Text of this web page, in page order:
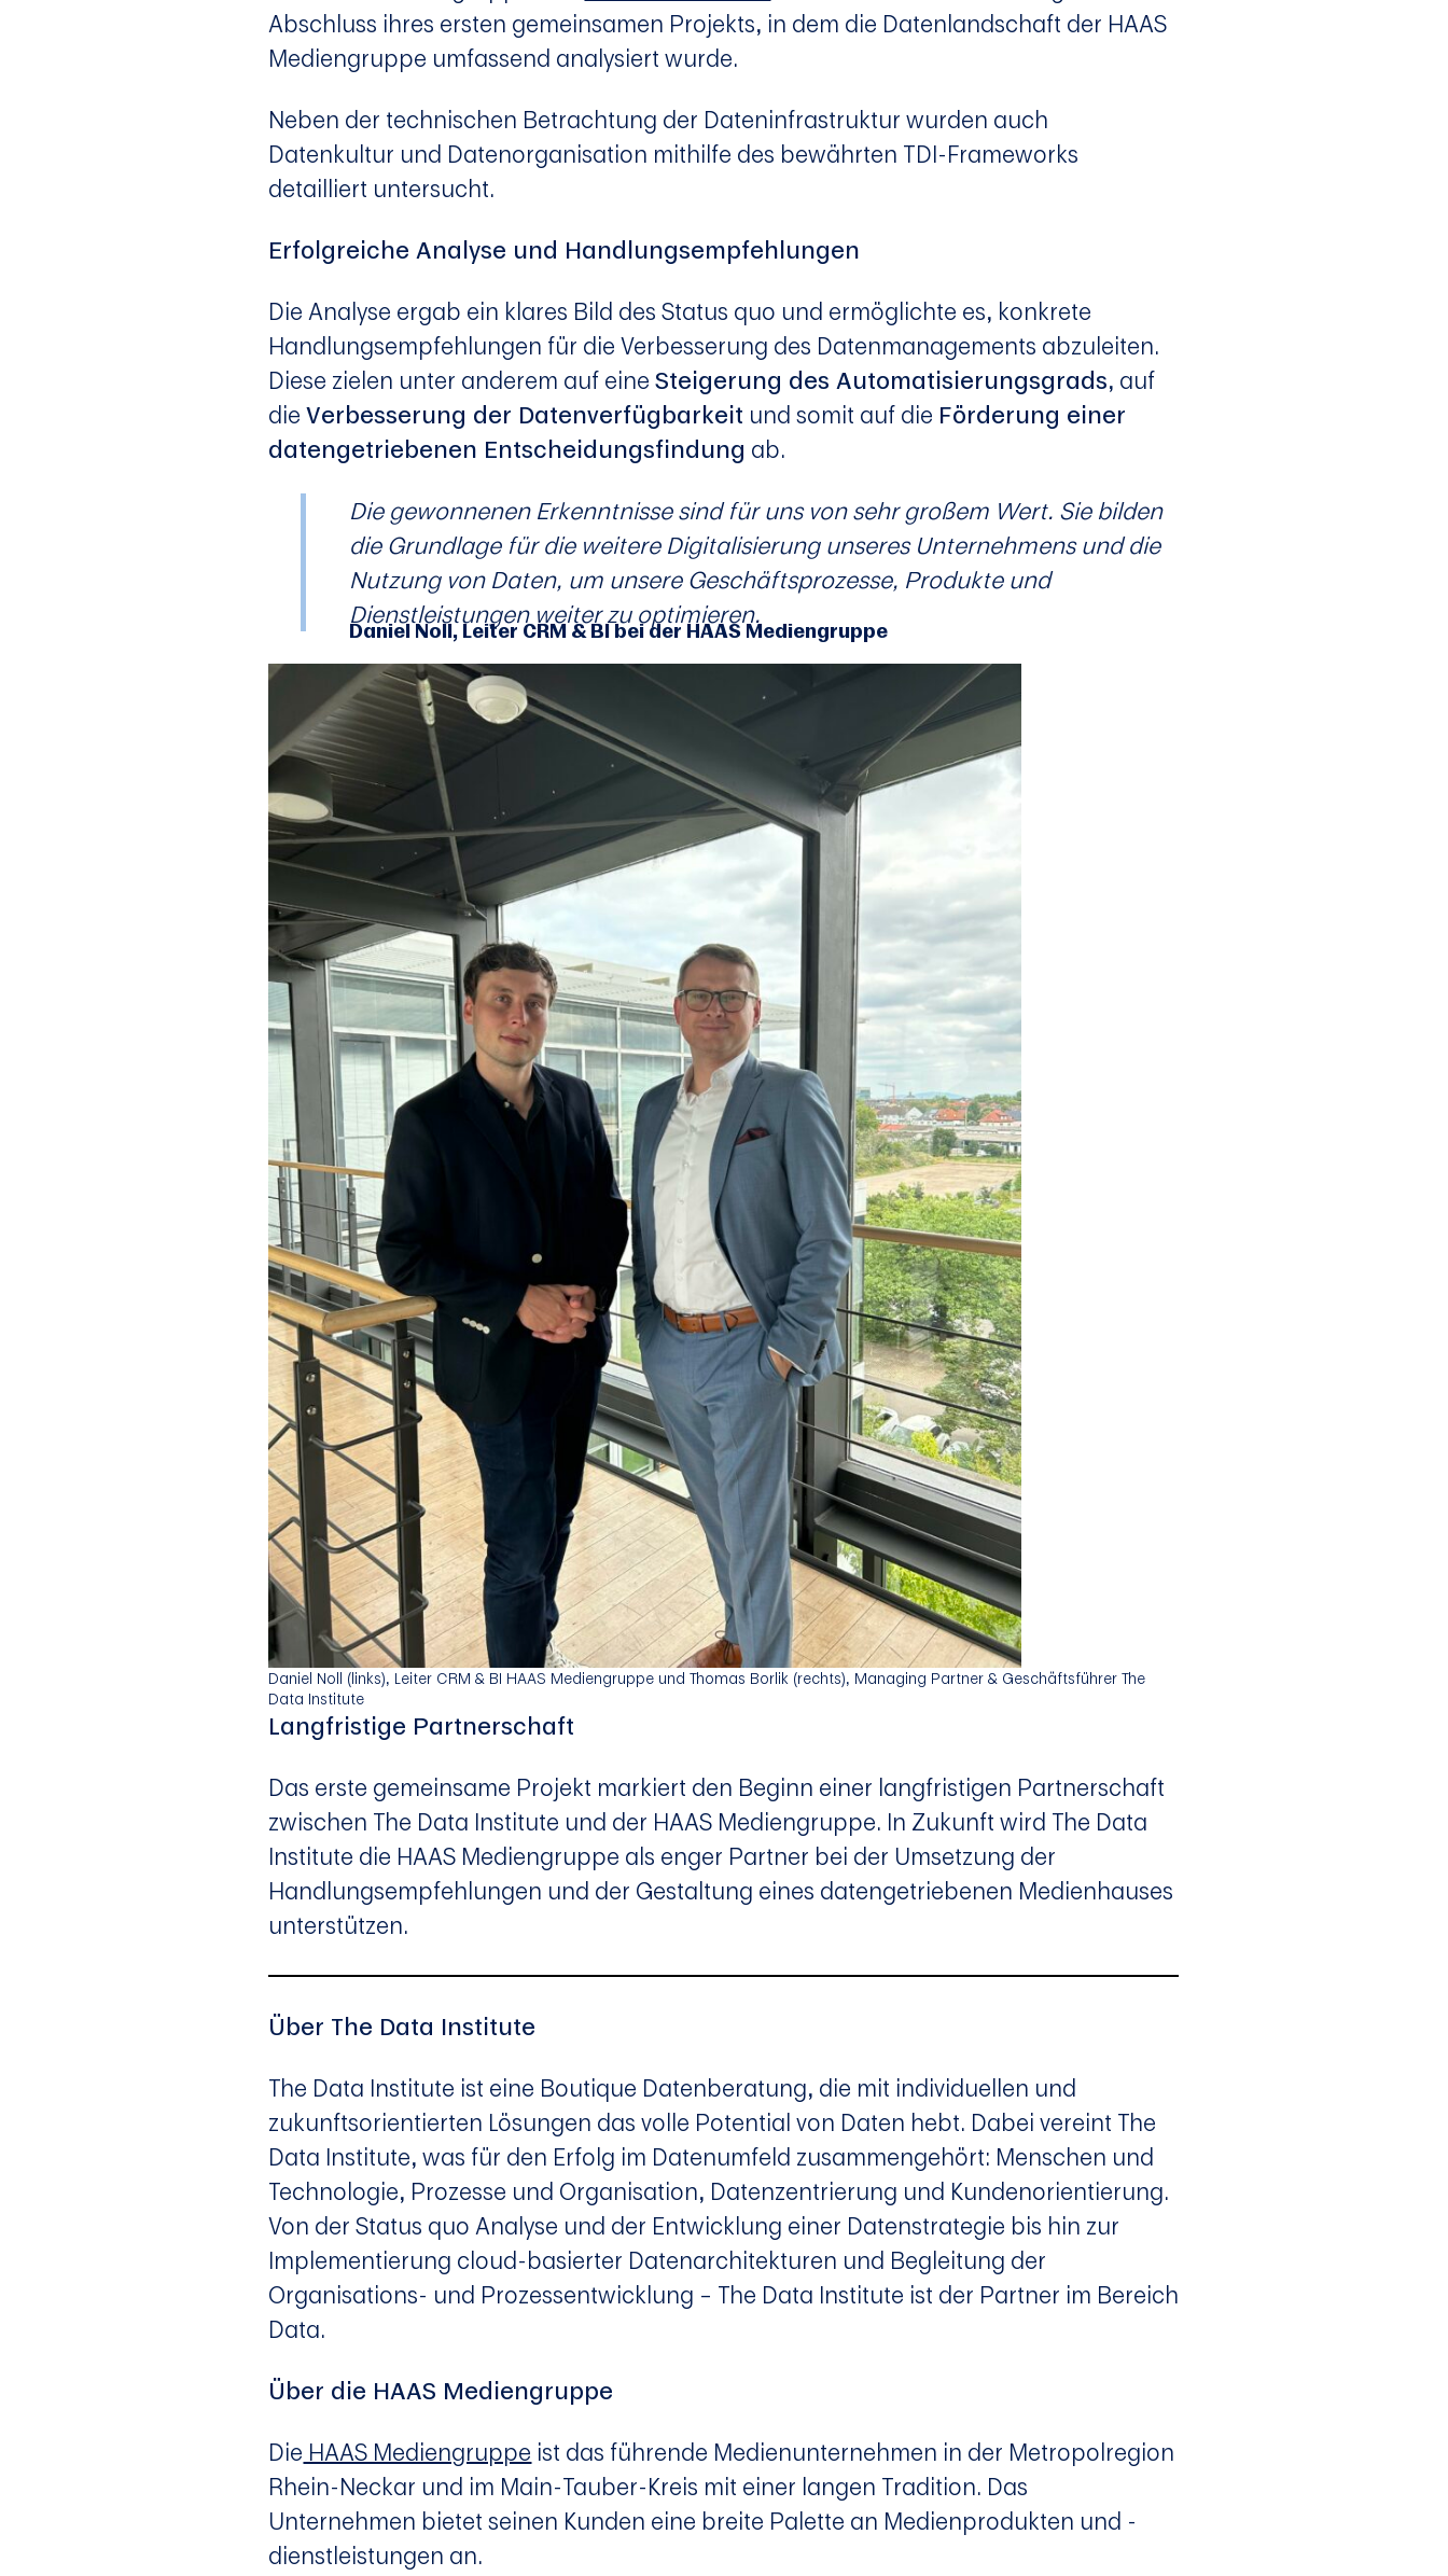
Abschluss ihres ersten gemeinsamen Projekts, in dem die Datenlandschaft der HAAS
Mediengruppe umfassend analysiert wurde.
Neben der technischen Betrachtung der Dateninfrastruktur wurden auch
Datenkultur und Datenorganisation mithilfe des bewährten TDI-Frameworks
detailliert untersucht.
Erfolgreiche Analyse und Handlungsempfehlungen
Die Analyse ergab ein klares Bild des Status quo und ermöglichte es, konkrete
Handlungsempfehlungen für die Verbesserung des Datenmanagements abzuleiten.
Diese zielen unter anderem auf eineSteigerung des Automatisierungsgrads, auf
dieVerbesserung der Datenverfügbarkeit und somit auf die Förderung einer
datengetriebenen Entscheidungsfindung ab.
Die gewonnenen Erkenntnisse sind für uns von sehr großem Wert. Sie bilden
die Grundlage für die weitere Digitalisierung unseres Unternehmens und die
Nutzung von Daten, um unsere Geschäftsprozesse, Produkte und
Dienstleistungen weiter zu optimieren.
Daniel Noll, Leiter CRM & BI bei der HAAS Mediengruppe
Daniel Noll (links), Leiter CRM & BI HAAS Mediengruppe und Thomas Borlik (rechts), Managing Partner & Geschäftsführer The
Data Institute
Langfristige Partnerschaft
Das erste gemeinsame Projekt markiert den Beginn einer langfristigen Partnerschaft
zwischen The Data Institute und der HAAS Mediengruppe. In Zukunft wird The Data
Institute die HAAS Mediengruppe als enger Partner bei der Umsetzung der
Handlungsempfehlungen und der Gestaltung eines datengetriebenen Medienhauses
unterstützen.
Über The Data Institute
The Data Institute ist eine Boutique Datenberatung, die mit individuellen und
zukunftsorientierten Lösungen das volle Potential von Daten hebt. Dabei vereint The
Data Institute, was für den Erfolg im Datenumfeld zusammengehört: Menschen und
Technologie, Prozesse und Organisation, Datenzentrierung und Kundenorientierung.
Von der Status quo Analyse und der Entwicklung einer Datenstrategie bis hin zur
Implementierung cloud-basierter Datenarchitekturen und Begleitung der
Organisations- und Prozessentwicklung – The Data Institute ist der Partner im Bereich
Data.
Über die HAAS Mediengruppe
Die HAAS Mediengruppe ist das führende Medienunternehmen in der Metropolregion
Rhein-Neckar und im Main-Tauber-Kreis mit einer langen Tradition. Das
Unternehmen bietet seinen Kunden eine breite Palette an Medienprodukten und -
dienstleistungen an.